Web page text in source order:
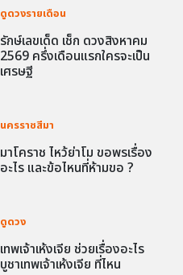
ดูดวงรายเดือน
รักษ์เลขเด็ด เช็ก ดวงสิงหาคม
2569 ครึ่งเดือนแรกใครจะเป็น
เศรษฐี
นครราชสีมา
มาโคราช ไหว้ย่าโม ขอพรเรื่อง
อะไร และข้อไหนที่ห้ามขอ ?
ดูดวง
เทพเจ้าเห้งเจีย ช่วยเรื่องอะไร
บูชาเทพเจ้าเห้งเจีย ที่ไหน